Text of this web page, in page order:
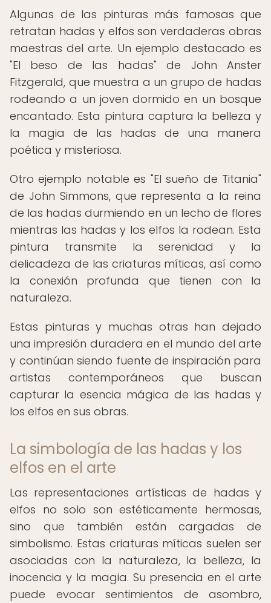
Algunas de las pinturas más famosas que
retratan hadas y elfos son verdaderas obras
maestras del arte. Un ejemplo destacado es
"El beso de las hadas" de John Anster
Fitzgerald, que muestra a un grupo de hadas
rodeando a un joven dormido en un bosque
encantado. Esta pintura captura la belleza y
la magia de las hadas de una manera
poética y misteriosa.
Otro ejemplo notable es "El sueño de Titania"
de John Simmons, que representa a la reina
de las hadas durmiendo en un lecho de flores
mientras las hadas y los elfos la rodean. Esta
pintura transmite la serenidad y la
delicadeza de las criaturas míticas, así como
la conexión profunda que tienen con la
naturaleza.
Estas pinturas y muchas otras han dejado
una impresión duradera en el mundo del arte
y continúan siendo fuente de inspiración para
artistas contemporáneos que buscan
capturar la esencia mágica de las hadas y
los elfos en sus obras.
La simbología de las hadas y los
elfos en el arte
Las representaciones artísticas de hadas y
elfos no solo son estéticamente hermosas,
sino que también están cargadas de
simbolismo. Estas criaturas míticas suelen ser
asociadas con la naturaleza, la belleza, la
inocencia y la magia. Su presencia en el arte
puede evocar sentimientos de asombro,